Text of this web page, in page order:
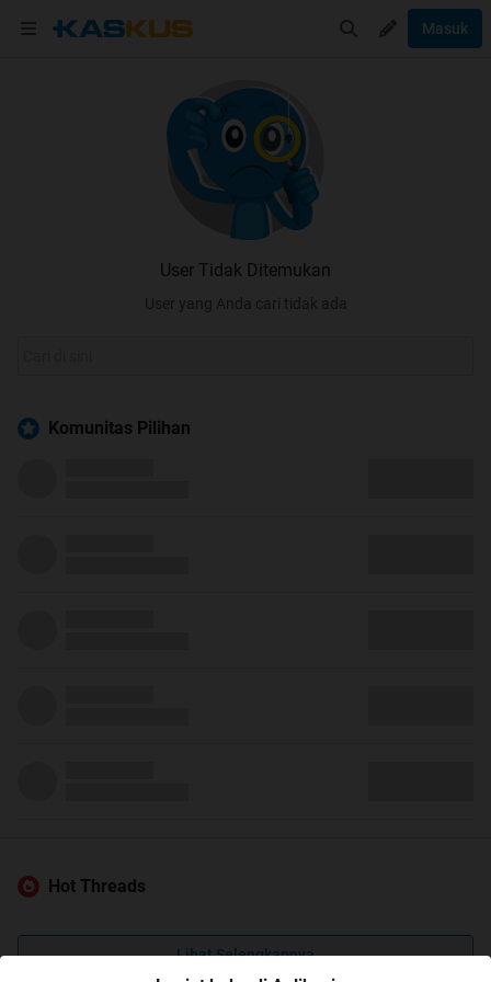
Masuk
User Tidak Ditemukan
User yang Anda cari tidak ada
Komunitas Pilihan
Hot Threads
Lihat Selengkapnya